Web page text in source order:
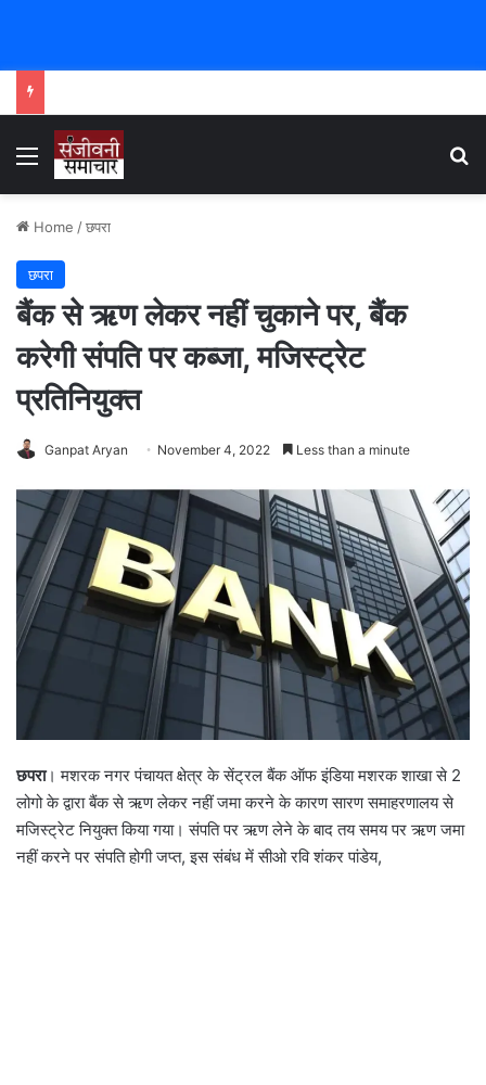
Menu
Home /छपरा
छपरा
बैंक से ऋण लेकर नहीं चुकाने पर, बैंक
करेगी संपति पर कब्जा, मजिस्ट्रेट
प्रतिनियुक्त
Ganpat Aryan November 4, 2022 Less than a minute
छपरा। मशरक नगर पंचायत क्षेत्र के सेंट्रल बैंक ऑफ इंडिया मशरक शाखा से 2
लोगो के द्वारा बैंक से ऋण लेकर नहीं जमा करने के कारण सारण समाहरणालय से
मजिस्ट्रेट नियुक्त किया गया। संपति पर ऋण लेने के बाद तय समय पर ऋण जमा
नहीं करने पर संपति होगी जप्त, इस संबंध में सीओ रवि शंकर पांडेय,